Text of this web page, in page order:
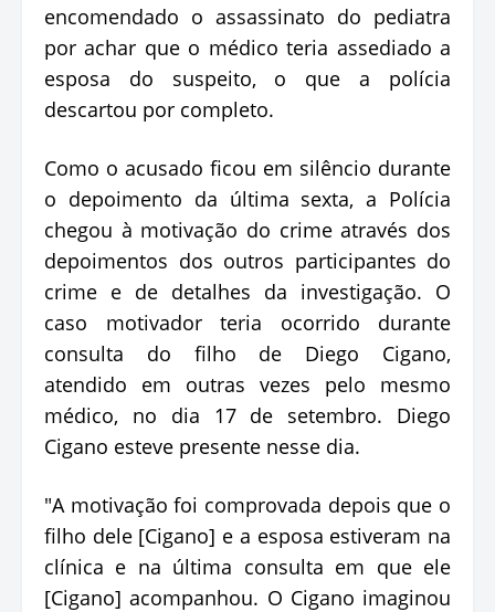
encomendado o assassinato do pediatra
por achar que o médico teria assediado a
esposa do suspeito, o que a polícia
descartou por completo.
Como o acusado ficou em silêncio durante
o depoimento da última sexta, a Polícia
chegou à motivação do crime através dos
depoimentos dos outros participantes do
crime e de detalhes da investigação. O
caso motivador teria ocorrido durante
consulta do filho de Diego Cigano,
atendido em outras vezes pelo mesmo
médico, no dia 17 de setembro. Diego
Cigano esteve presente nesse dia.
"A motivação foi comprovada depois que o
filho dele [Cigano] e a esposa estiveram na
clínica e na última consulta em que ele
[Cigano] acompanhou. O Cigano imaginou